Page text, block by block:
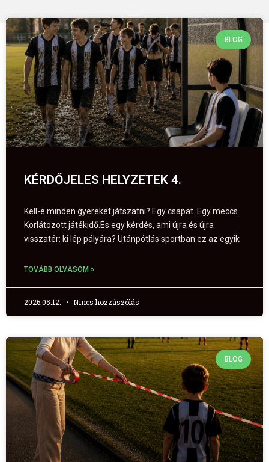
BLOG
KÉRDŐJELES HELYZETEK 4.
Kell-e minden gyereket játszatni? Egy csapat. Egy meccs.
Korlátozott játékidő.És egy kérdés, ami újra és újra
visszatér: ki lép pályára? Utánpótlás sportban ez az egyik
TOVÁBB OLVASOM »
2026.05.12. Nincs hozzászólás
BLOG